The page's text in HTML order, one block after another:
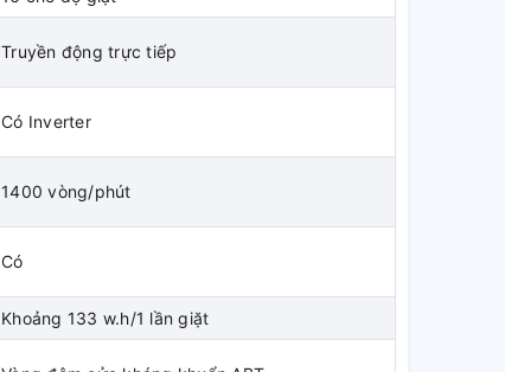
Truyền động trực tiếp
Có Inverter
1400 vòng/phút
Có
Khoảng 133 w.h/1 lần giặt